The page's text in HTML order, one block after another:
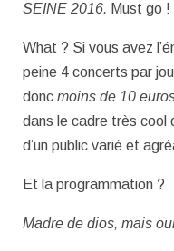
SEINE 2016. Must go !
What ? Si vous avez
peine 4 concerts par
donc moins de 10
dans le cadre très cool
d’un public varié et
Et la programmation ?
Madre de dios, mais